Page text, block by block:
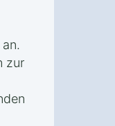
zur